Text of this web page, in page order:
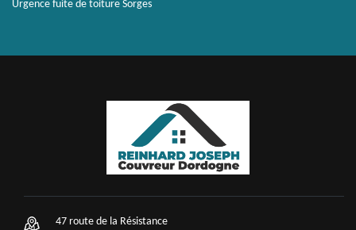
Urgence fuite de toiture Sorges
47 route de la Résistance